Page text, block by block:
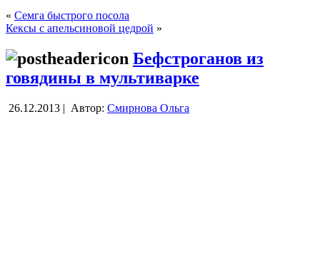
« Семга быстрого посола
Кексы с апельсиновой цедрой »
Бефстроганов из
говядины в мультиварке
26.12.2013 | Автор: Смирнова Ольга